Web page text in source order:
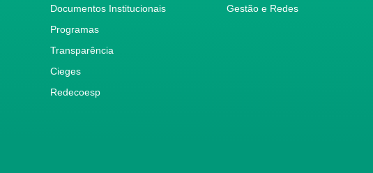
Documentos Institucionais
Programas
Transparência
Cieges
Redecoesp
Gestão e Redes